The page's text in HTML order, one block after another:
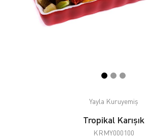
Yayla Kuruyemiş
Tropikal Karışık
KRMY000100